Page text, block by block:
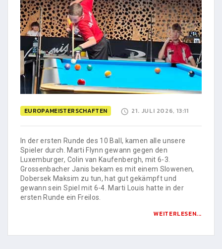
EUROPAMEISTERSCHAFTEN 21. JULI 2026, 13:11
In der ersten Runde des 10 Ball, kamen alle unsere
Spieler durch. Marti Flynn gewann gegen den
Luxemburger, Colin van Kaufenbergh, mit 6-3.
Grossenbacher Janis bekam es mit einem Slowenen,
Dobersek Maksim zu tun, hat gut gekämpft und
gewann sein Spiel mit 6-4. Marti Louis hatte in der
ersten Runde ein Freilos.
WEITERLESEN...